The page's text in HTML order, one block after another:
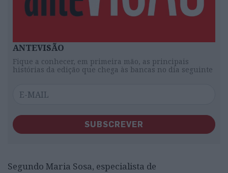
ANTEVISÃO
Fique a conhecer, em primeira mão, as principais
histórias da edição que chega às bancas no dia seguinte
SUBSCREVER
Segundo Maria Sosa, especialista de